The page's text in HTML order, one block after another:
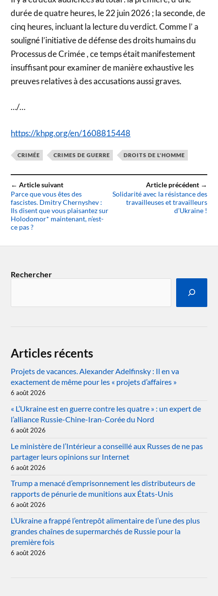
durée de quatre heures, le 22 juin 2026 ; la seconde, de
cinq heures, incluant la lecture du verdict. Comme l’ a
souligné l’initiative de défense des droits humains du
Processus de Crimée , ce temps était manifestement
insuffisant pour examiner de manière exhaustive les
preuves relatives à des accusations aussi graves.
…/…
https://khpg.org/en/1608815448
CRIMÉE CRIMES DE GUERRE DROITS DE L'HOMME
← Article suivant
Parce que vous êtes des
fascistes. Dmitry Chernyshev :
Ils disent que vous plaisantez sur
Holodomor* maintenant, n’est-
ce pas ?
Article précédent →
Solidarité avec la résistance des
travailleuses et travailleurs
d’Ukraine !
Rechercher
Articles récents
Projets de vacances. Alexander Adelfinsky : Il en va
exactement de même pour les « projets d’affaires »
6 août 2026
« L’Ukraine est en guerre contre les quatre » : un expert de
l’alliance Russie-Chine-Iran-Corée du Nord
6 août 2026
Le ministère de l’Intérieur a conseillé aux Russes de ne pas
partager leurs opinions sur Internet
6 août 2026
Trump a menacé d’emprisonnement les distributeurs de
rapports de pénurie de munitions aux États-Unis
6 août 2026
L’Ukraine a frappé l’entrepôt alimentaire de l’une des plus
grandes chaînes de supermarchés de Russie pour la
première fois
6 août 2026